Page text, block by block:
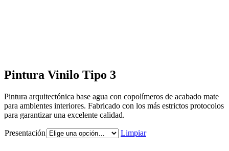
Pintura Vinilo Tipo 3
Pintura arquitectónica base agua con copolímeros de acabado mate
para ambientes interiores. Fabricado con los más estrictos protocolos
para garantizar una excelente calidad.
Presentación Limpiar